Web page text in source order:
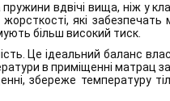
вдвічі вища, ніж у
які забезпечать
більш високий тиск.
Це ідеальний баланс
в приміщенні матрац
збереже температуру